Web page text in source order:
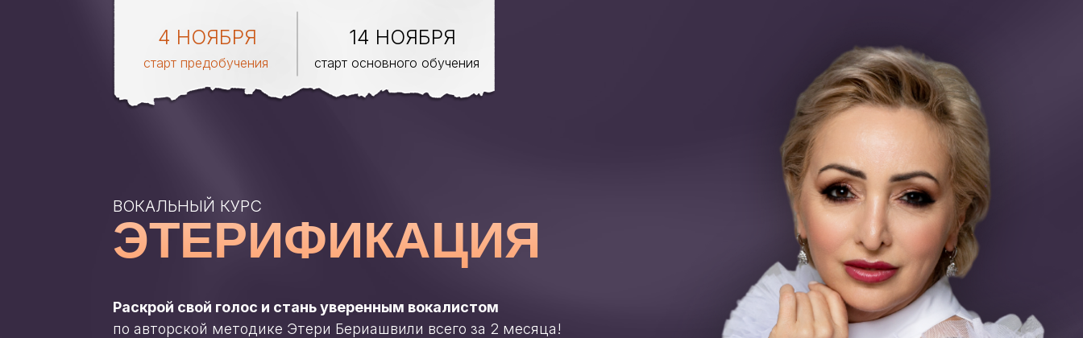
ЭТЕРИФИКАЦИЯ
ВОКАЛЬНЫЙ КУРС
Раскрой свой голос и стань уверенным вокалистом
по авторской методике Этери Бериашвили всего за 2 месяца!
4 НОЯБРЯ 14 НОЯБРЯ
старт предобучения старт основного обучения